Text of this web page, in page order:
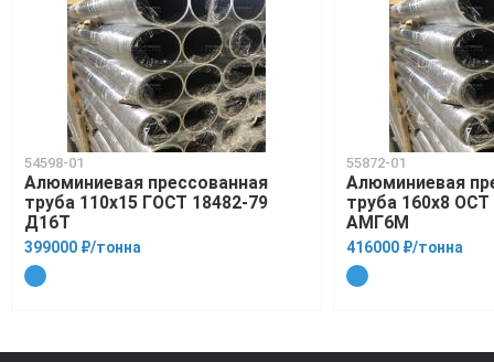
54598-01
Алюминиевая прессованная
труба 110х15 ГОСТ 18482-79
Д16Т
399000 ₽/тонна
55872-01
Алюминиевая
труба 160х8 ОСТ
АМГ6М
416000 ₽/тонна